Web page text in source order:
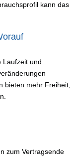
kann das
Laufzeit und
bieten mehr Freiheit,
zum Vertragsende